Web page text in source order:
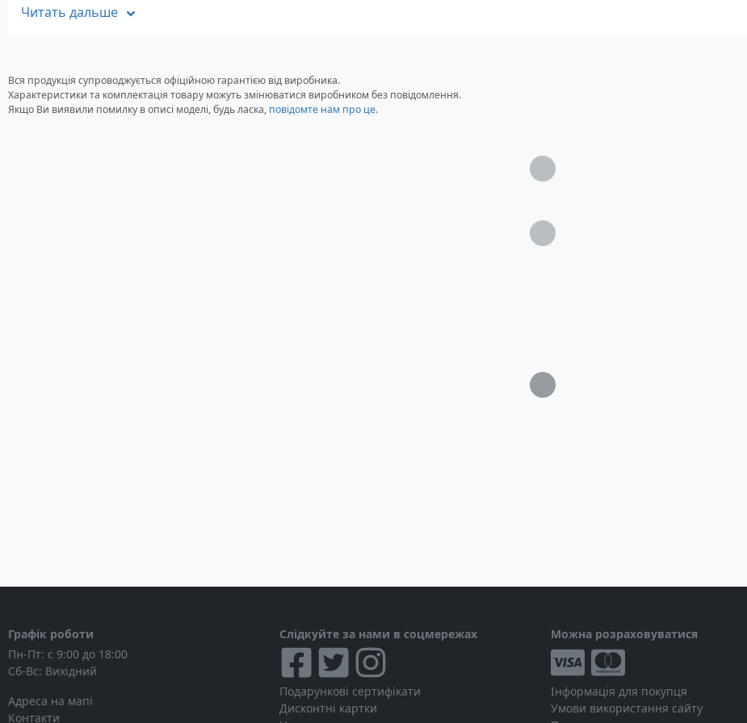
Характеристики
Потужність пальників: 1.8 кВт
Робоча область гриля: 41 x 31 см
Вбудований термометр: Є, Bluetooth-термометр iGrill
Читать дальше
Вся продукція супроводжується офіційною гарантією від виробника.
Характеристики та комплектація товару можуть змінюватися виробником без повідомлення.
Якщо Ви виявили помилку в описі моделі, будь ласка, повідомте нам про це.
Загрузка...
Загрузка...
Загрузка...
Графік роботи
Пн-Пт: с 9:00 до 18:00
Сб-Вс: Вихідний
Адреса на мапі
Контакти
Слідкуйте за нами в соцмережах
Подарункові сертифікати
Дисконтні картки
Можна розраховуватися
Інформація для покупця
Умови використання сайту